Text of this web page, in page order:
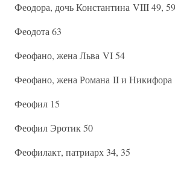
Феодора, дочь Константина VIII 49, 59
Феодота 63
Феофано, жена Льва VI 54
Феофано, жена Романа II и Никифора
Феофил 15
Феофил Эротик 50
Феофилакт, патриарх 34, 35